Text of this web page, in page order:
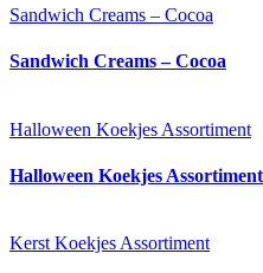
Sandwich Creams – Cocoa
Sandwich Creams – Cocoa
Halloween Koekjes Assortiment
Halloween Koekjes Assortiment
Kerst Koekjes Assortiment